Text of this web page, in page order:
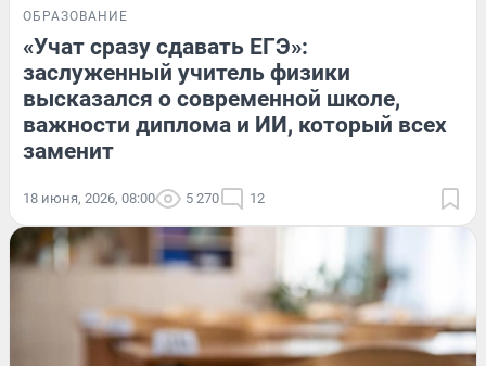
ОБРАЗОВАНИЕ
«Учат сразу сдавать ЕГЭ»:
заслуженный учитель физики
высказался о современной школе,
важности диплома и ИИ, который всех
заменит
18 июня, 2026, 08:00 5 270 12